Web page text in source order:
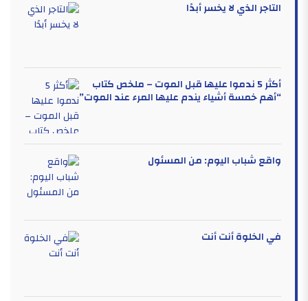
التاجر الذي لا يخسر أبدًا
أكثر 5 ندموا عليها قبل الموت – ملخص كتاب
“أهم خمسة أشياء يندم عليها المرء عند الموت”
واقع شباب اليوم: من المسئول
في الخلوة أنت أنت